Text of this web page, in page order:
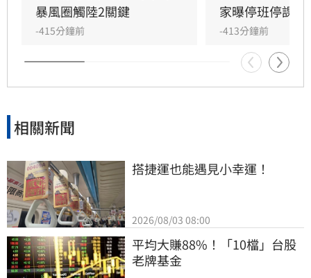
德榮與林得恩示警，隨颱風北轉與移動路徑變
化，北部與中南部需嚴防劇烈天氣，東半部則有
極端高溫風險。隨後轉為西南風影響，下週一至
週三西南部仍有局部大雨，請民眾持續關注最新
氣象資訊，提前做好防颱準備以保安全。
暴風圈觸陸2關鍵
-415分鐘前
家曝停班停課機
-413分鐘前
相關新聞
搭捷運也能遇見小幸運！
2026/08/03 08:00
平均大賺88%！「10檔」台股
老牌基金